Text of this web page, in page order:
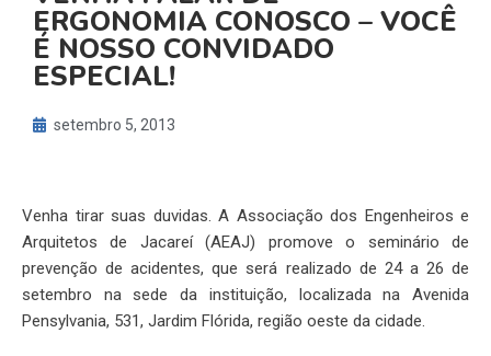
ERGONOMIA CONOSCO – VOCÊ
É NOSSO CONVIDADO
ESPECIAL!
setembro 5, 2013
Venha tirar suas duvidas. A Associação dos Engenheiros e
Arquitetos de Jacareí (AEAJ) promove o seminário de
prevenção de acidentes, que será realizado de 24 a 26 de
setembro na sede da instituição, localizada na Avenida
Pensylvania, 531, Jardim Flórida, região oeste da cidade.